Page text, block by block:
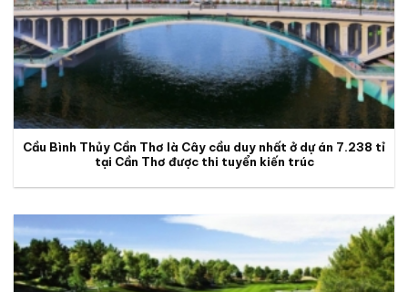
Cầu Bình Thủy Cần Thơ là Cây cầu duy nhất ở dự án 7.238 tỉ
tại Cần Thơ được thi tuyển kiến trúc